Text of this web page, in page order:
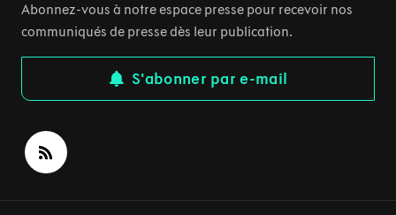
Abonnez-vous à notre espace presse pour recevoir nos
communiqués de presse dès leur publication.
S'abonner par e-mail